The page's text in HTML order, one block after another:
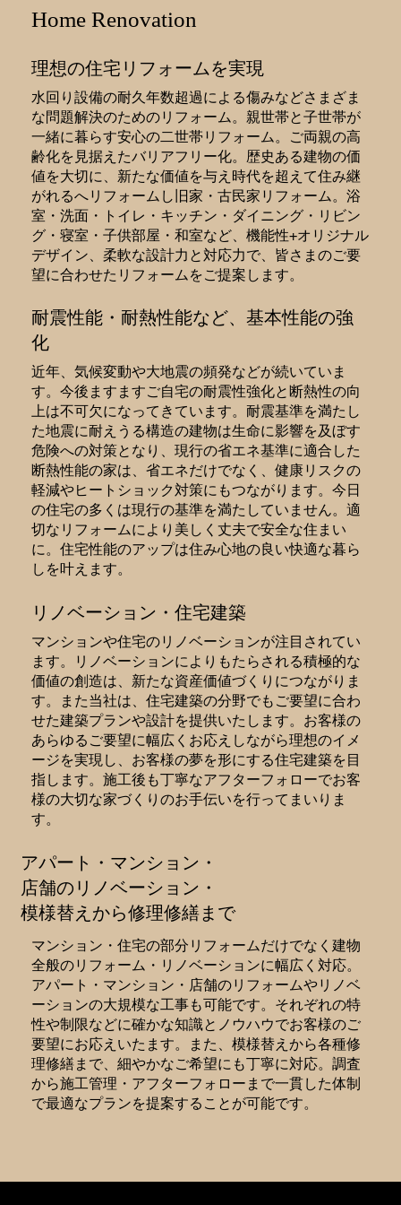
耐震性能・耐熱性能など、基本性能の強
化
近年、気候変動や大地震の頻発などが続いていま
す。今後ますますご自宅の耐震性強化と断熱性の向
上は不可欠になってきています。耐震基準を満たし
た地震に耐えうる構造の建物は生命に影響を及ぼす
危険への対策となり、現行の省エネ基準に適合した
断熱性能の家は、省エネだけでなく、健康リスクの
軽減やヒートショック対策にもつながります。今日
の住宅の多くは現行の基準を満たしていません。適
切なリフォームにより美しく丈夫で安全な住まい
に。住宅性能のアップは住み心地の良い快適な暮ら
しを叶えます。
アパート・マンション・
店舗のリノベーション・
模様替えから修理修繕まで
マンション・住宅の部分リフォームだけでなく建物
全般のリフォーム・リノベーションに幅広く対応。
アパート・マンション・店舗のリフォームやリノベ
ーションの大規模な工事も可能です。それぞれの特
性や制限などに確かな知識とノウハウでお客様のご
要望にお応えいたます。また、模様替えから各種修
理修繕まで、細やかなご希望にも丁寧に対応。調査
から施工管理・アフターフォローまで一貫した体制
で最適なプランを提案することが可能です。
Home Renovation
リノベーション・住宅建築
マンションや住宅のリノベーションが注目されてい
ます。リノベーションによりもたらされる積極的な
価値の創造は、新たな資産価値づくりにつながりま
す。また当社は、住宅建築の分野でもご要望に合わ
せた建築プランや設計を提供いたします。お客様の
あらゆるご要望に幅広くお応えしながら理想のイメ
ージを実現し、お客様の夢を形にする住宅建築を目
指します。施工後も丁寧なアフターフォローでお客
様の大切な家づくりのお手伝いを行ってまいりま
す。
理想の住宅リフォームを実現
水回り設備の耐久年数超過による傷みなどさまざま
な問題解決のためのリフォーム。親世帯と子世帯が
一緒に暮らす安心の二世帯リフォーム。ご両親の高
齢化を見据えたバリアフリー化。歴史ある建物の価
値を大切に、新たな価値を与え時代を超えて住み継
がれるへリフォームし旧家・古民家リフォーム。浴
室・洗面・トイレ・キッチン・ダイニング・リビン
グ・寝室・子供部屋・和室など、機能性+オリジナル
デザイン、柔軟な設計力と対応力で、皆さまのご要
望に合わせたリフォームをご提案します。